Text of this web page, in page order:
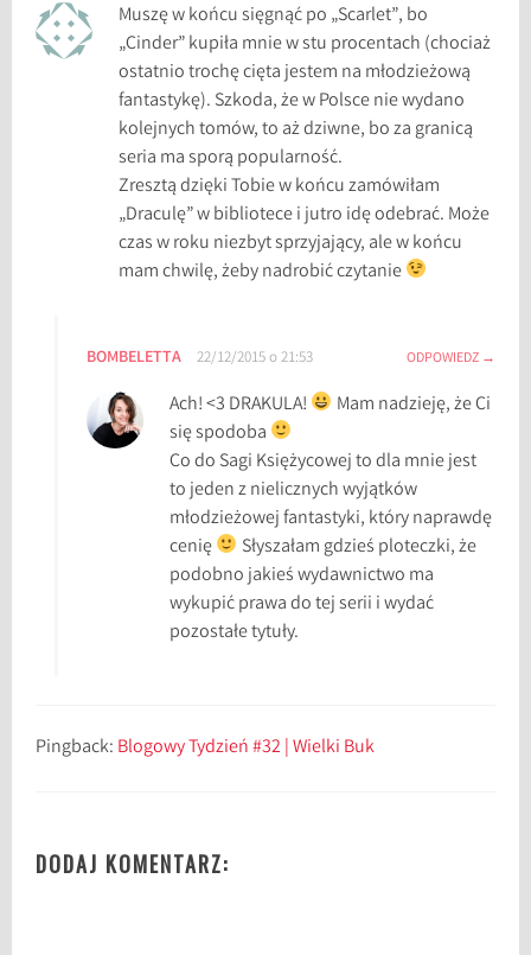
Muszę w końcu sięgnąć po „Scarlet”, bo
„Cinder” kupiła mnie w stu procentach (chociaż
ostatnio trochę cięta jestem na młodzieżową
fantastykę). Szkoda, że w Polsce nie wydano
kolejnych tomów, to aż dziwne, bo za granicą
seria ma sporą popularność.
Zresztą dzięki Tobie w końcu zamówiłam
„Draculę” w bibliotece i jutro idę odebrać. Może
czas w roku niezbyt sprzyjający, ale w końcu
mam chwilę, żeby nadrobić czytanie
BOMBELETTA 22/12/2015 o 21:53 ODPOWIEDZ
Ach! <3 DRAKULA!
Mam nadzieję, że Ci
się spodoba
Co do Sagi Księżycowej to dla mnie jest
to jeden z nielicznych wyjątków
młodzieżowej fantastyki, który naprawdę
cenię
Słyszałam gdzieś ploteczki, że
podobno jakieś wydawnictwo ma
wykupić prawa do tej serii i wydać
pozostałe tytuły.
Pingback: Blogowy Tydzień #32 | Wielki Buk
DODAJ KOMENTARZ: